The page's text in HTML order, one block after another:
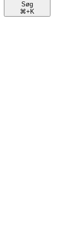
Søg
⌘+K